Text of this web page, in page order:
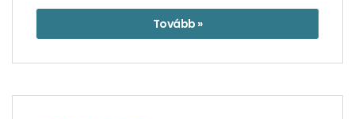
Tovább »